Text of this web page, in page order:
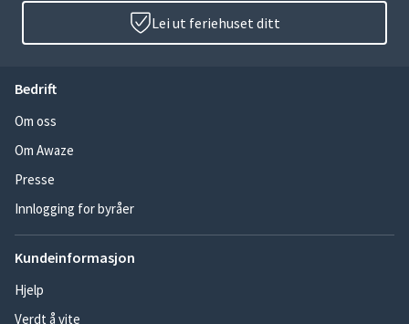
Lei ut feriehuset ditt
Bedrift
Om oss
Om Awaze
Presse
Innlogging for byråer
Kundeinformasjon
Hjelp
Verdt å vite